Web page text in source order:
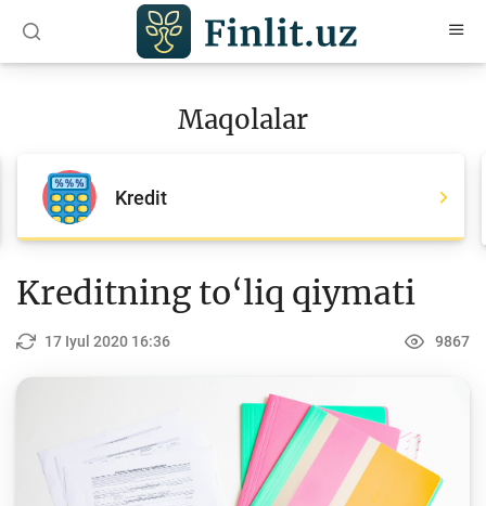
Barcha maqolalar
Bank agentlari uchun
Pul
Budjet
To'lov va o'tkazmalar
Maqolalar
Kredit
Kreditning to‘liq qiymati
17 Iyul 2020 16:36 9867